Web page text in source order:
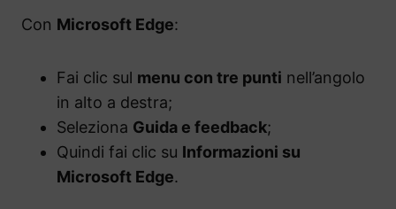
Con Microsoft Edge:
Fai clic sul menu con tre punti nell’angolo
in alto a destra;
Seleziona Guida e feedback;
Quindi fai clic su Informazioni su
Microsoft Edge.